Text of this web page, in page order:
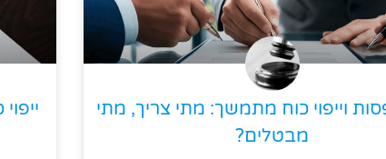
וייפוי כוח מתמשך: מתי צריך, מתי
מבטלים?